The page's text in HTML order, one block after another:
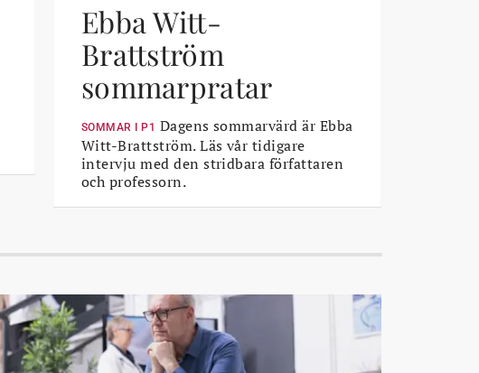
Ebba Witt-
Brattström
sommarpratar
SOMMAR I P1 Dagens sommarvärd är Ebba
Witt-Brattström. Läs vår tidigare
intervju med den stridbara författaren
och professorn.